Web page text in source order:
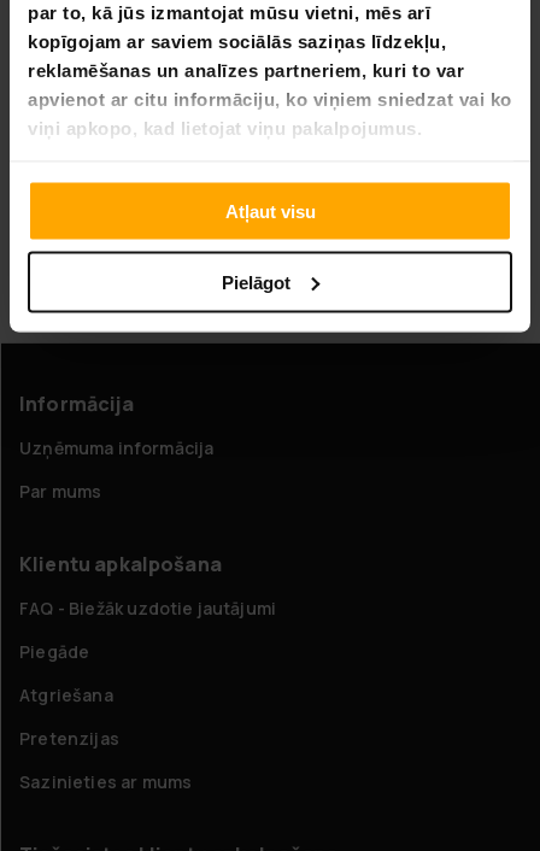
par to, kā jūs izmantojat mūsu vietni, mēs arī
kopīgojam ar saviem sociālās saziņas līdzekļu,
reklamēšanas un analīzes partneriem, kuri to var
apvienot ar citu informāciju, ko viņiem sniedzat vai ko
viņi apkopo, kad lietojat viņu pakalpojumus.
Atļaut visu
Pielāgot
BEZ­MAK­SAS PIE­GĀ­DE
Lykke Wobble Biroja Krēsls Basic 360, melns
129,00 €
Lapa 1 no 1
Līdzsvara krēsls
Informācija
Uzņēmuma informācija
Par mums
Klientu apkalpošana
FAQ - Biežāk uzdotie jautājumi
Piegāde
Atgriešana
Pretenzijas
Sazinieties ar mums